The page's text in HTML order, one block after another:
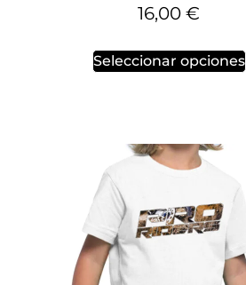
16,00 €
Seleccionar opciones